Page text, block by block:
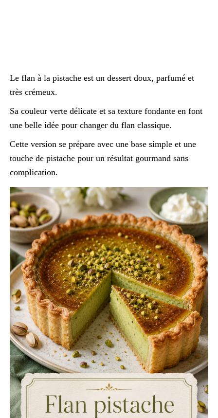
Le flan à la pistache est un dessert doux, parfumé et
très crémeux.
Sa couleur verte délicate et sa texture fondante en font
une belle idée pour changer du flan classique.
Cette version se prépare avec une base simple et une
touche de pistache pour un résultat gourmand sans
complication.